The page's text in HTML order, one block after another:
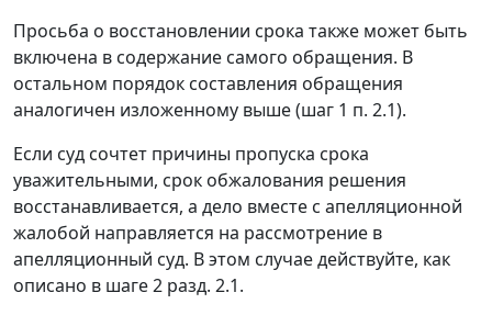
Просьба о восстановлении срока также может быть
включена в содержание самого обращения. В
остальном порядок составления обращения
аналогичен изложенному выше (шаг 1 п. 2.1).
Если суд сочтет причины пропуска срока
уважительными, срок обжалования решения
восстанавливается, а дело вместе с апелляционной
жалобой направляется на рассмотрение в
апелляционный суд. В этом случае действуйте, как
описано в шаге 2 разд. 2.1.